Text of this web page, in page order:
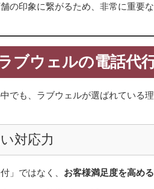
の印象に繋がるため、非常に重要
ブウェルの電話代
でも、ラブウェルが選ばれている理
対応力
」ではなく、 お客様満足度を高め